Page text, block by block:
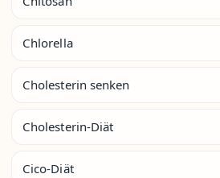
Chlorella
Cholesterin senken
Cholesterin-Diät
Cico-Diät